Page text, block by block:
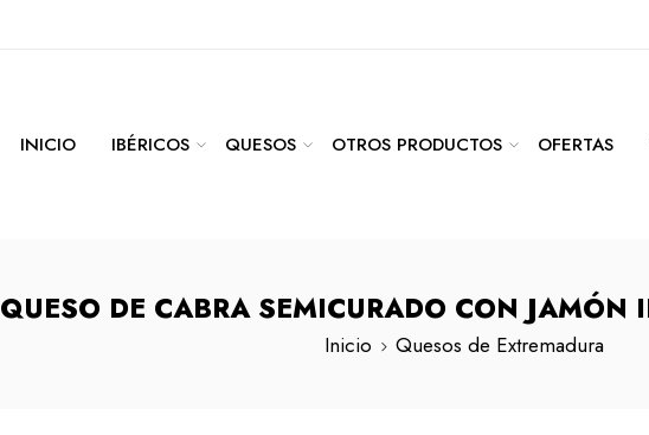
INICIO IBÉRICOS QUESOS OTROS PRODUCTOS OFERTAS
QUESO DE CABRA SEMICURADO CON JAMÓN
Inicio Quesos de Extremadura